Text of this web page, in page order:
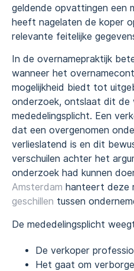
geldende opvattingen een
heeft nagelaten de koper
relevante feitelijke
In de overnamepraktijk
wanneer het
mogelijkheid biedt tot
onderzoek, ontslaat dit de
mededelingsplicht. Een
dat een overgenomen
verlieslatend is en dit
verschuilen achter het
onderzoek had kunnen
Amsterdam hanteert deze
geschillen tussen
De mededelingsplicht
De verkoper
Het gaat om